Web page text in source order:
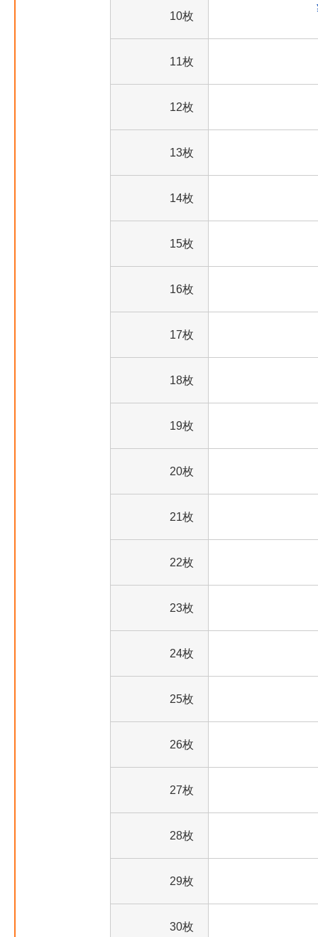
10枚
11枚
12枚
13枚
14枚
15枚
16枚
17枚
18枚
19枚
20枚
21枚
22枚
23枚
24枚
25枚
26枚
27枚
28枚
29枚
30枚